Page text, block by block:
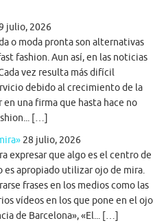
julio, 2026
o moda pronta son alternativas
fashion. Aun así, en las noticias
vez resulta más difícil
debido al crecimiento de la
en una firma que hasta hace no
[…]
28 julio, 2026
expresar que algo es el centro de
es apropiado utilizar ojo de mira.
frases en los medios como las
vídeos en los que pone en el ojo
de Barcelona», «El... […]